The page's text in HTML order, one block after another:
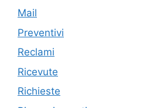
Mail
Preventivi
Reclami
Ricevute
Richieste